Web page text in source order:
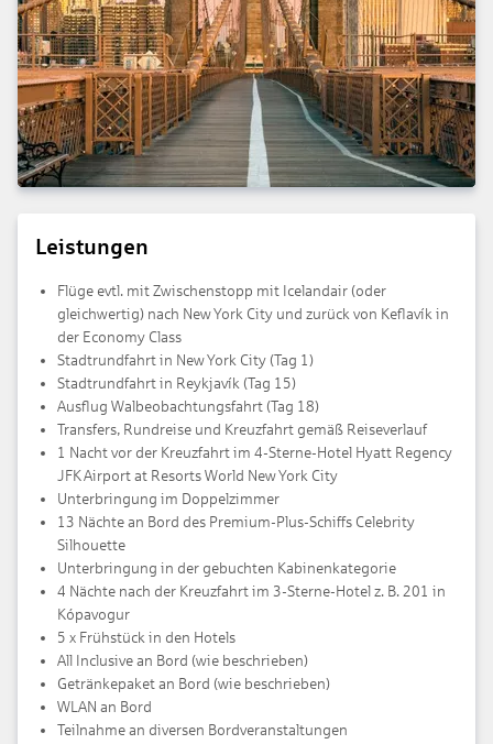
Leistungen
Flüge evtl. mit Zwischenstopp mit Icelandair (oder
gleichwertig) nach New York City und zurück von Keflavík in
der Economy Class
Stadtrundfahrt in New York City (Tag 1)
Stadtrundfahrt in Reykjavík (Tag 15)
Ausflug Walbeobachtungsfahrt (Tag 18)
Transfers, Rundreise und Kreuzfahrt gemäß Reiseverlauf
1 Nacht vor der Kreuzfahrt im 4-Sterne-Hotel Hyatt Regency
JFK Airport at Resorts World New York City
Unterbringung im Doppelzimmer
13 Nächte an Bord des Premium-Plus-Schiffs Celebrity
Silhouette
Unterbringung in der gebuchten Kabinenkategorie
4 Nächte nach der Kreuzfahrt im 3-Sterne-Hotel z. B. 201 in
Kópavogur
5 x Frühstück in den Hotels
All Inclusive an Bord (wie beschrieben)
Getränkepaket an Bord (wie beschrieben)
WLAN an Bord
Teilnahme an diversen Bordveranstaltungen